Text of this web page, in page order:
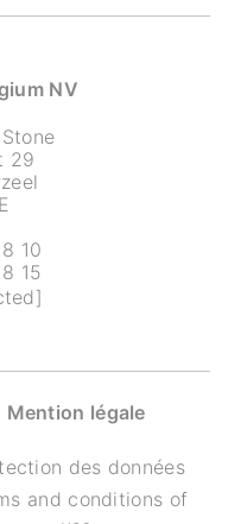
NV
29
10
15
Mention légale
des données
and conditions of